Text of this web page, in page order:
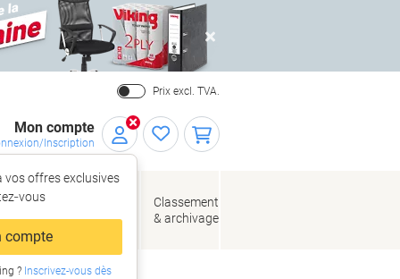
Close
Prix excl. TVA.
Mon compte
Inscription
vos offres exclusives
compte
?Inscrivez-vous dès
de bureau
Classement
& archivage